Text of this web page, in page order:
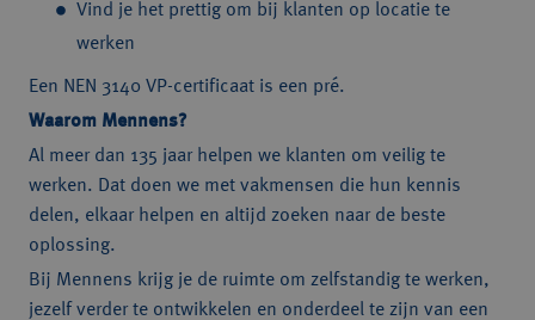
Vind je het prettig om bij klanten op locatie te
werken
Een NEN 3140 VP-certificaat is een pré.
Waarom Mennens?
Al meer dan 135 jaar helpen we klanten om veilig te
werken. Dat doen we met vakmensen die hun kennis
delen, elkaar helpen en altijd zoeken naar de beste
oplossing.
Bij Mennens krijg je de ruimte om zelfstandig te werken,
jezelf verder te ontwikkelen en onderdeel te zijn van een